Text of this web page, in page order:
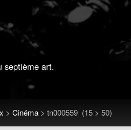
septième art.
> Cinéma > tn000559 (15 > 50)